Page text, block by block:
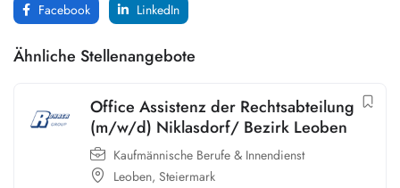
Facebook LinkedIn
Ähnliche Stellenangebote
Office Assistenz der Rechtsabteilung
(m/w/d) Niklasdorf/ Bezirk Leoben
Kaufmännische Berufe & Innendienst
Leoben, Steiermark